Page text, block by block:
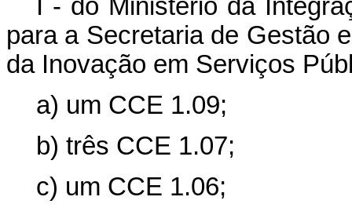
I - do Ministério da
para a Secretaria de Gestão
da Inovação em Serviços
a) um CCE 1.09;
b) três CCE 1.07;
c) um CCE 1.06;